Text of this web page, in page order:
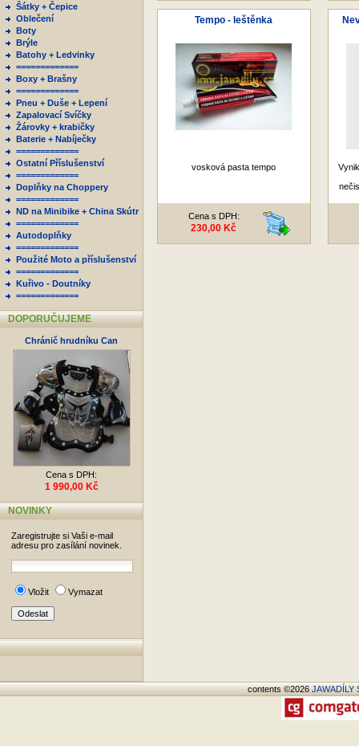
Šátky + Čepice
Oblečení
Boty
Brýle
Batohy + Ledvinky
=============
Boxy + Brašny
=============
Pneu + Duše + Lepení
Zapalovací Svíčky
Žárovky + krabičky
Baterie + Nabíječky
=============
Ostatní Příslušenství
=============
Doplňky na Choppery
=============
ND na Minibike + China Skútr
=============
Autodoplňky
=============
Použité Moto a příslušenství
=============
Kuřivo - Doutníky
=============
DOPORUČUJEME
Chránič hrudníku Can
Cena s DPH:
1 990,00 Kč
NOVINKY
Zaregistrujte si Vaši e-mail
adresu pro zasílání novinek.
Vložit Vymazat
Tempo - leštěnka
vosková pasta tempo
Cena s DPH:
230,00 Kč
contents ©2026JAWADÍLY